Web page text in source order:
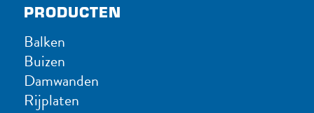
PRODUC​TEN
Balken
Buizen
Damwanden
Rijplaten